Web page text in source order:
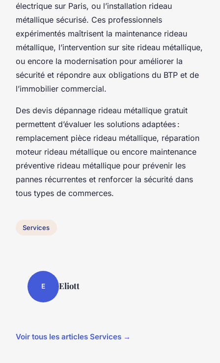
électrique sur Paris, ou l’installation rideau
métallique sécurisé. Ces professionnels
expérimentés maîtrisent la maintenance rideau
métallique, l’intervention sur site rideau métallique,
ou encore la modernisation pour améliorer la
sécurité et répondre aux obligations du BTP et de
l’immobilier commercial.
Des devis dépannage rideau métallique gratuit
permettent d’évaluer les solutions adaptées :
remplacement pièce rideau métallique, réparation
moteur rideau métallique ou encore maintenance
préventive rideau métallique pour prévenir les
pannes récurrentes et renforcer la sécurité dans
tous types de commerces.
Services
E Eliott
Voir tous les articles Services →